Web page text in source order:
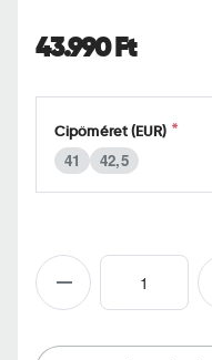
e
43.990 Ft
Cipőméret (EUR)
41 42,5